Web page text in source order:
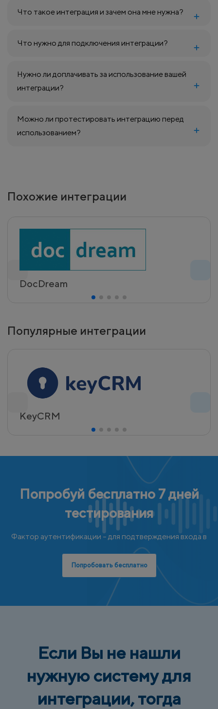
Что такое интеграция и зачем она мне нужна?
Что нужно для подключения интеграции?
Нужно ли доплачивать за использование вашей
интеграции?
Можно ли протестировать интеграцию перед
использованием?
Похожие интеграции
DocDream
Популярные интеграции
KeyCRM
Попробуй бесплатно 7 дней
тестирования
Фактор аутентификации – для подтверждения входа в
Попробовать бесплатно
Если Вы не нашли
нужную систему для
интеграции, тогда